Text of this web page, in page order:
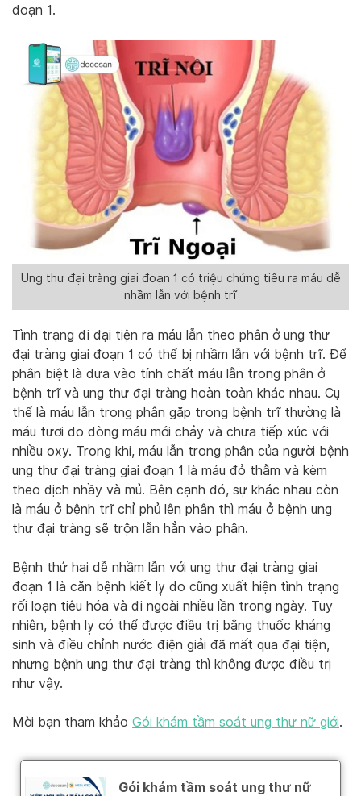
đoạn 1.
Ung thư đại tràng giai đoạn 1 có triệu chứng tiêu ra máu dễ
nhầm lẫn với bệnh trĩ
Tình trạng đi đại tiện ra máu lẫn theo phân ở ung thư
đại tràng giai đoạn 1 có thể bị nhầm lẫn với bệnh trĩ. Để
phân biệt là dựa vào tính chất máu lẫn trong phân ở
bệnh trĩ và ung thư đại tràng hoàn toàn khác nhau. Cụ
thể là máu lẫn trong phân gặp trong bệnh trĩ thường là
máu tươi do dòng máu mới chảy và chưa tiếp xúc với
nhiều oxy. Trong khi, máu lẫn trong phân của người bệnh
ung thư đại tràng giai đoạn 1 là máu đỏ thẫm và kèm
theo dịch nhầy và mủ. Bên cạnh đó, sự khác nhau còn
là máu ở bệnh trĩ chỉ phủ lên phân thì máu ở bệnh ung
thư đại tràng sẽ trộn lẫn hẳn vào phân.
Bệnh thứ hai dễ nhầm lẫn với ung thư đại tràng giai
đoạn 1 là căn bệnh kiết lỵ do cũng xuất hiện tình trạng
rối loạn tiêu hóa và đi ngoài nhiều lần trong ngày. Tuy
nhiên, bệnh lỵ có thể được điều trị bằng thuốc kháng
sinh và điều chỉnh nước điện giải đã mất qua đại tiện,
nhưng bệnh ung thư đại tràng thì không được điều trị
như vậy.
Mời bạn tham khảo Gói khám tầm soát ung thư nữ giới.